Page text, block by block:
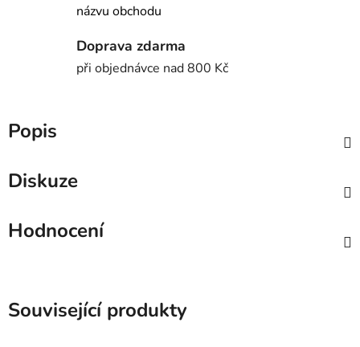
názvu obchodu
Doprava zdarma
při objednávce nad 800 Kč
Popis
Diskuze
Hodnocení
Související produkty